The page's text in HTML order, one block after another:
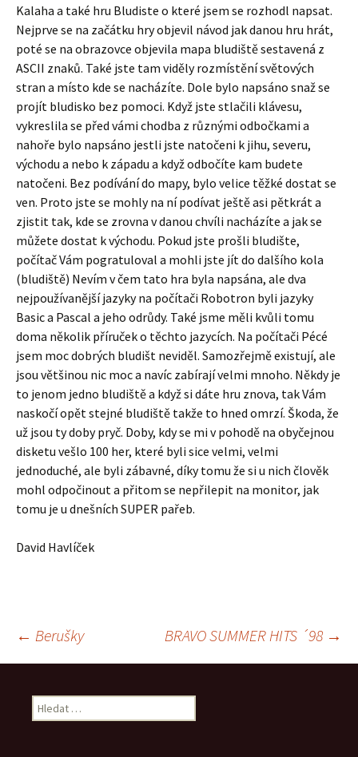
Kalaha a také hru Bludiste o které jsem se rozhodl napsat.
Nejprve se na začátku hry objevil návod jak danou hru hrát,
poté se na obrazovce objevila mapa bludiště sestavená z
ASCII znaků. Také jste tam viděly rozmístění světových
stran a místo kde se nacházíte. Dole bylo napsáno snaž se
projít bludisko bez pomoci. Když jste stlačili klávesu,
vykreslila se před vámi chodba z různými odbočkami a
nahoře bylo napsáno jestli jste natočeni k jihu, severu,
východu a nebo k západu a když odbočíte kam budete
natočeni. Bez podívání do mapy, bylo velice těžké dostat se
ven. Proto jste se mohly na ní podívat ještě asi pětkrát a
zjistit tak, kde se zrovna v danou chvíli nacházíte a jak se
můžete dostat k východu. Pokud jste prošli bludište,
počítač Vám pogratuloval a mohli jste jít do dalšího kola
(bludiště) Nevím v čem tato hra byla napsána, ale dva
nejpoužívanější jazyky na počítači Robotron byli jazyky
Basic a Pascal a jeho odrůdy. Také jsme měli kvůli tomu
doma několik příruček o těchto jazycích. Na počítači Pécé
jsem moc dobrých bludišt neviděl. Samozřejmě existují, ale
jsou většinou nic moc a navíc zabírají velmi mnoho. Někdy je
to jenom jedno bludiště a když si dáte hru znova, tak Vám
naskočí opět stejné bludiště takže to hned omrzí. Škoda, že
už jsou ty doby pryč. Doby, kdy se mi v pohodě na obyčejnou
disketu vešlo 100 her, které byli sice velmi, velmi
jednoduché, ale byli zábavné, díky tomu že si u nich člověk
mohl odpočinout a přitom se nepřilepit na monitor, jak
tomu je u dnešních SUPER pařeb.
David Havlíček
Navigace
pro
← Berušky BRAVO SUMMER HITS ´98 →
Vyhledávání